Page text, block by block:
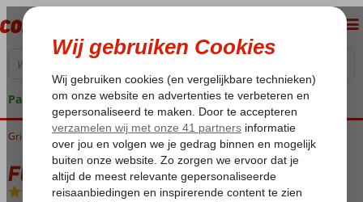
Pakketgarantie
Home
Griekenland Kos Kos-Stad Fly & Go Culinair Santa Marina Kos
Fly & Go Culinair Santa Marina Kos
Logies-Appartement